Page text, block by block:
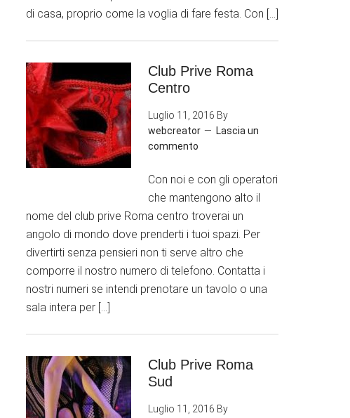
di casa, proprio come la voglia di fare festa. Con […]
Club Prive Roma
Centro
Luglio 11, 2016 By
webcreator
Lascia un
commento
Con noi e con gli operatori
che mantengono alto il
nome del club prive Roma centro troverai un
angolo di mondo dove prenderti i tuoi spazi. Per
divertirti senza pensieri non ti serve altro che
comporre il nostro numero di telefono. Contatta i
nostri numeri se intendi prenotare un tavolo o una
sala intera per […]
Club Prive Roma
Sud
Luglio 11, 2016 By